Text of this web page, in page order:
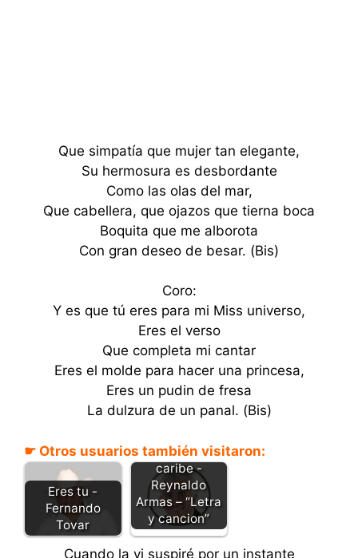
Que simpatía que mujer tan elegante,
Su hermosura es desbordante
Como las olas del mar,
Que cabellera, que ojazos que tierna boca
Boquita que me alborota
Con gran deseo de besar. (Bis)
Coro:
Y es que tú eres para mi Miss universo,
Eres el verso
Que completa mi cantar
Eres el molde para hacer una princesa,
Eres un pudin de fresa
La dulzura de un panal. (Bis)
☛ Otros usuarios también visitaron:
Eres tu -
Fernando
Tovar
La perla del
caribe -
Reynaldo
Armas – “Letra
y cancion”
Cuando la vi suspiré por un instante